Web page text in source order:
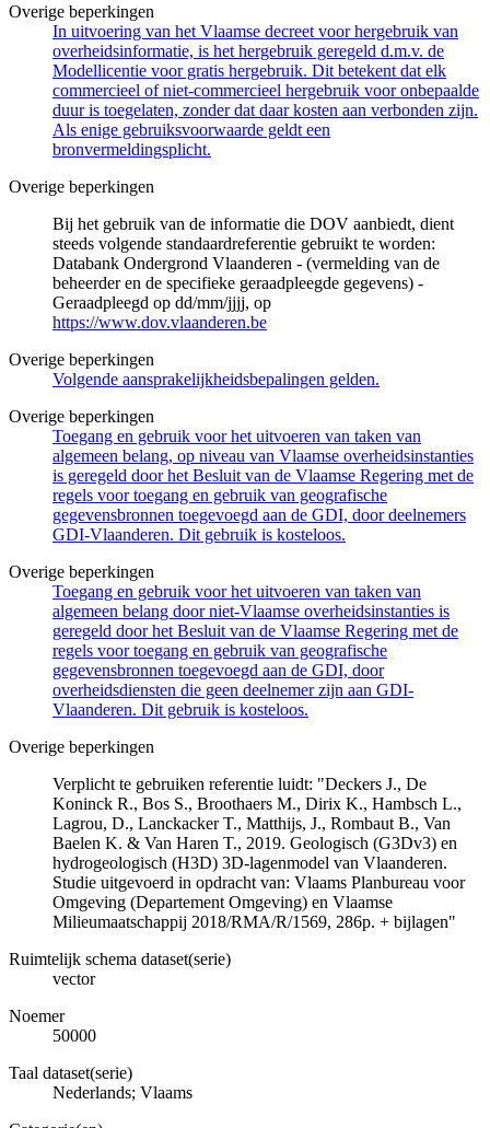
Overige beperkingen
In uitvoering van het Vlaamse decreet voor hergebruik van
overheidsinformatie, is het hergebruik geregeld d.m.v. de
Modellicentie voor gratis hergebruik. Dit betekent dat elk
commercieel of niet-commercieel hergebruik voor onbepaalde
duur is toegelaten, zonder dat daar kosten aan verbonden zijn.
Als enige gebruiksvoorwaarde geldt een
bronvermeldingsplicht.
Overige beperkingen
Bij het gebruik van de informatie die DOV aanbiedt, dient
steeds volgende standaardreferentie gebruikt te worden:
Databank Ondergrond Vlaanderen - (vermelding van de
beheerder en de specifieke geraadpleegde gegevens) -
Geraadpleegd op dd/mm/jjjj, op
https://www.dov.vlaanderen.be
Overige beperkingen
Volgende aansprakelijkheidsbepalingen gelden.
Overige beperkingen
Toegang en gebruik voor het uitvoeren van taken van
algemeen belang, op niveau van Vlaamse overheidsinstanties
is geregeld door het Besluit van de Vlaamse Regering met de
regels voor toegang en gebruik van geografische
gegevensbronnen toegevoegd aan de GDI, door deelnemers
GDI-Vlaanderen. Dit gebruik is kosteloos.
Overige beperkingen
Toegang en gebruik voor het uitvoeren van taken van
algemeen belang door niet-Vlaamse overheidsinstanties is
geregeld door het Besluit van de Vlaamse Regering met de
regels voor toegang en gebruik van geografische
gegevensbronnen toegevoegd aan de GDI, door
overheidsdiensten die geen deelnemer zijn aan GDI-
Vlaanderen. Dit gebruik is kosteloos.
Overige beperkingen
Verplicht te gebruiken referentie luidt: "Deckers J., De
Koninck R., Bos S., Broothaers M., Dirix K., Hambsch L.,
Lagrou, D., Lanckacker T., Matthijs, J., Rombaut B., Van
Baelen K. & Van Haren T., 2019. Geologisch (G3Dv3) en
hydrogeologisch (H3D) 3D-lagenmodel van Vlaanderen.
Studie uitgevoerd in opdracht van: Vlaams Planbureau voor
Omgeving (Departement Omgeving) en Vlaamse
Milieumaatschappij 2018/RMA/R/1569, 286p. + bijlagen"
Ruimtelijk schema dataset(serie)
vector
Noemer
50000
Taal dataset(serie)
Nederlands; Vlaams